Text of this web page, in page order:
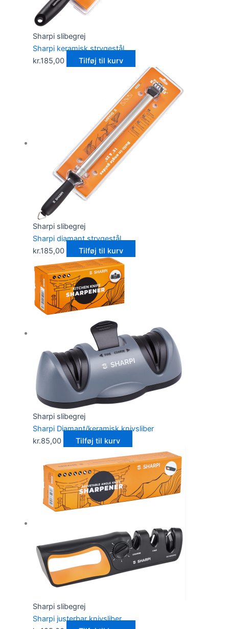
Sharpi slibegrej
Sharpi keramisk strygestål
kr.185,00 Tilføj til kurv
Sharpi slibegrej
Sharpi diamant strygestål
kr.185,00 Tilføj til kurv
Sharpi slibegrej
Sharpi Diamant/keramisk knivsliber
kr.85,00 Tilføj til kurv
Sharpi slibegrej
Sharpi justerbar knivsliber